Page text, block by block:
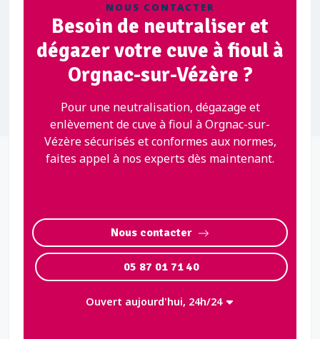
NOUS CONTACTER
Besoin de neutraliser et
dégazer votre cuve à fioul à
Orgnac-sur-Vézère ?
Pour une neutralisation, dégazage et
enlèvement de cuve à fioul à Orgnac-sur-
Vézère sécurisés et conformes aux normes,
faites appel à nos experts dès maintenant.
Nous contacter
05 87 01 71 40
Ouvert aujourd'hui, 24h/24